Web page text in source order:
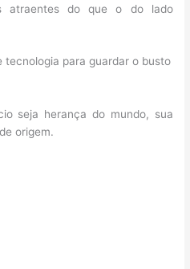
atraentes do que o do lado
tecnologia para guardar o busto
seja herança do mundo, sua
origem.